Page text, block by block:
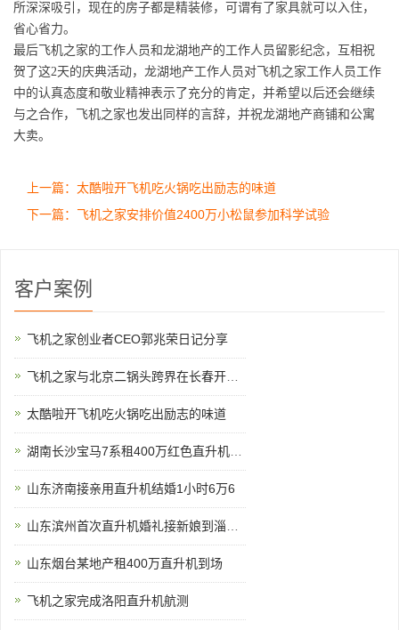
所深深吸引，现在的房子都是精装修，可谓有了家具就可以入住，
省心省力。
最后飞机之家的工作人员和龙湖地产的工作人员留影纪念，互相祝
贺了这2天的庆典活动，龙湖地产工作人员对飞机之家工作人员工作
中的认真态度和敬业精神表示了充分的肯定，并希望以后还会继续
与之合作，飞机之家也发出同样的言辞，并祝龙湖地产商铺和公寓
大卖。
上一篇：太酷啦开飞机吃火锅吃出励志的味道
下一篇：飞机之家安排价值2400万小松鼠参加科学试验
客户案例
飞机之家创业者CEO郭兆荣日记分享
飞机之家与北京二锅头跨界在长春开展飞行
太酷啦开飞机吃火锅吃出励志的味道
湖南长沙宝马7系租400万红色直升机助阵
山东济南接亲用直升机结婚1小时6万6
山东滨州首次直升机婚礼接新娘到淄博中式直升机婚礼亮相
山东烟台某地产租400万直升机到场
飞机之家完成洛阳直升机航测